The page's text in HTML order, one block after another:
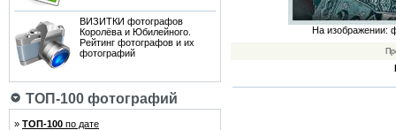
ВИЗИТКИ фотографов
Королёва и Юбилейного.
Рейтинг фотографов и их
фотографий
ТОП-100 фотографий
» ТОП-100 по дате
На изображении: